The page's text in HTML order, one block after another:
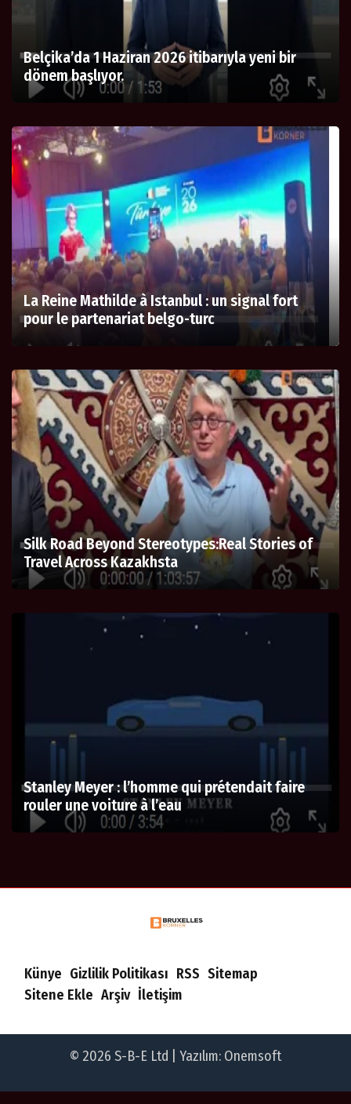
Belçika’da 1 Haziran 2026 itibarıyla yeni bir
dönem başlıyor.
La Reine Mathilde à Istanbul : un signal fort
pour le partenariat belgo-turc
Silk Road Beyond Stereotypes:Real Stories of
Travel Across Kazakhsta
Stanley Meyer : l’homme qui prétendait faire
rouler une voiture à l’eau
Künye Gizlilik Politikası RSS Sitemap
Sitene Ekle Arşiv İletişim
© 2026 S-B-E Ltd | Yazılım: Onemsoft